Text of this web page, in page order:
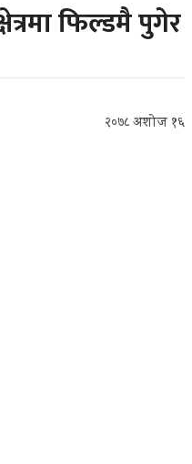
फिल्डमै पुगेर
२०७८ अशोज १६